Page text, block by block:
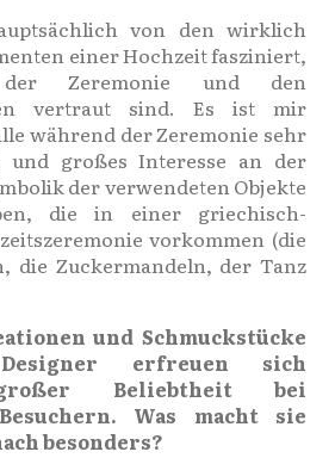
von den wirklich
einer Hochzeit fasziniert,
Zeremonie und den
vertraut sind. Es ist mir
während der Zeremonie sehr
und großes Interesse an der
der verwendeten Objekte
die in einer griechisch-
vorkommen (die
die Zuckermandeln, der Tanz
und Schmuckstücke
erfreuen sich
Beliebtheit bei
Was macht sie
besonders?